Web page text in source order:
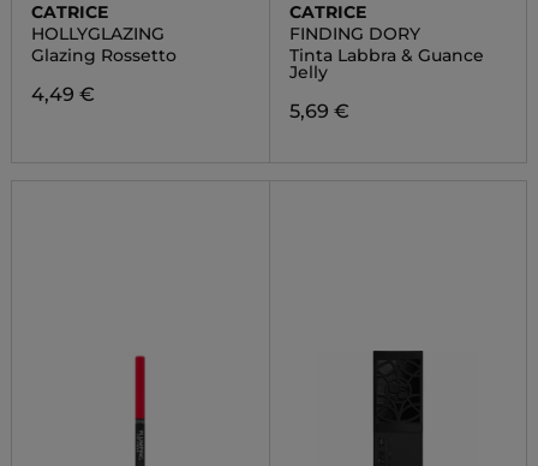
CATRICE
HOLLYGLAZING
Glazing Rossetto
4,49 €
CATRICE
FINDING DORY
Tinta Labbra & Guance
Jelly
5,69 €